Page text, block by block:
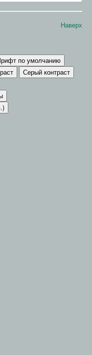
Наверх
по умолчанию
Серый контраст